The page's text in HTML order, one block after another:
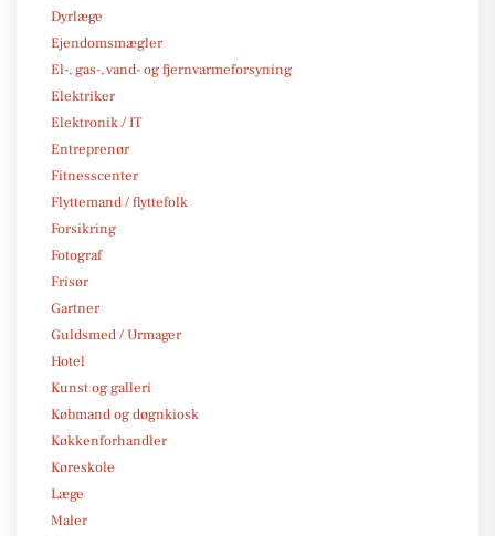
Dyrlæge
Ejendomsmægler
El-, gas-, vand- og fjernvarmeforsyning
Elektriker
Elektronik / IT
Entreprenør
Fitnesscenter
Flyttemand / flyttefolk
Forsikring
Fotograf
Frisør
Gartner
Guldsmed / Urmager
Hotel
Kunst og galleri
Købmand og døgnkiosk
Køkkenforhandler
Køreskole
Læge
Maler